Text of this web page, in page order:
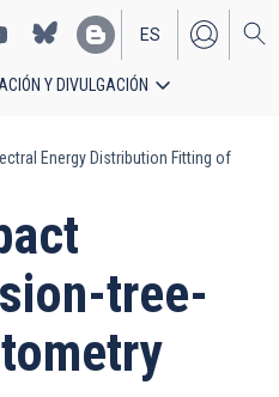
EN
ES
Y DIVULGACIÓN
Energy Distribution Fitting of
tree-